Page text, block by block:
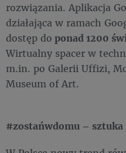
rozwiązania. Aplikacja
działająca w ramach
dostęp do ponad 1200
Wirtualny spacer w
m.in. po Galerii Uffizi,
Museum of Art.
#zostańwdomu – sztuka